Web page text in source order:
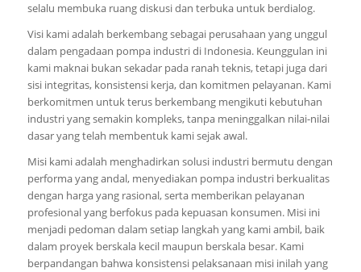
selalu membuka ruang diskusi dan terbuka untuk berdialog.
Visi kami adalah berkembang sebagai perusahaan yang unggul
dalam pengadaan pompa industri di Indonesia. Keunggulan ini
kami maknai bukan sekadar pada ranah teknis, tetapi juga dari
sisi integritas, konsistensi kerja, dan komitmen pelayanan. Kami
berkomitmen untuk terus berkembang mengikuti kebutuhan
industri yang semakin kompleks, tanpa meninggalkan nilai-nilai
dasar yang telah membentuk kami sejak awal.
Misi kami adalah menghadirkan solusi industri bermutu dengan
performa yang andal, menyediakan pompa industri berkualitas
dengan harga yang rasional, serta memberikan pelayanan
profesional yang berfokus pada kepuasan konsumen. Misi ini
menjadi pedoman dalam setiap langkah yang kami ambil, baik
dalam proyek berskala kecil maupun berskala besar. Kami
berpandangan bahwa konsistensi pelaksanaan misi inilah yang